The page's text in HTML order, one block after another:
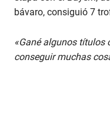
bávaro, consiguió 7
«Gané algunos títulos
conseguir muchas